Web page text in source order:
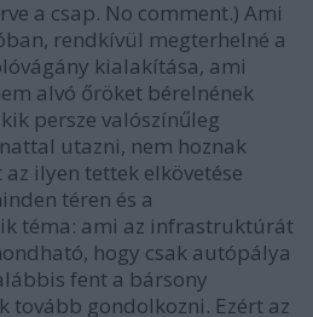
a csap. No comment.) Ami
rendkívül megterhelné a
kialakítása, ami
alvó őröket bérelnének
persze valószínűleg
utazni, nem hoznak
ilyen tettek elkövetése
téren és a
téma: ami az infrastruktúrát
hogy csak autópálya
fent a bársony
tovább gondolkozni. Ezért az